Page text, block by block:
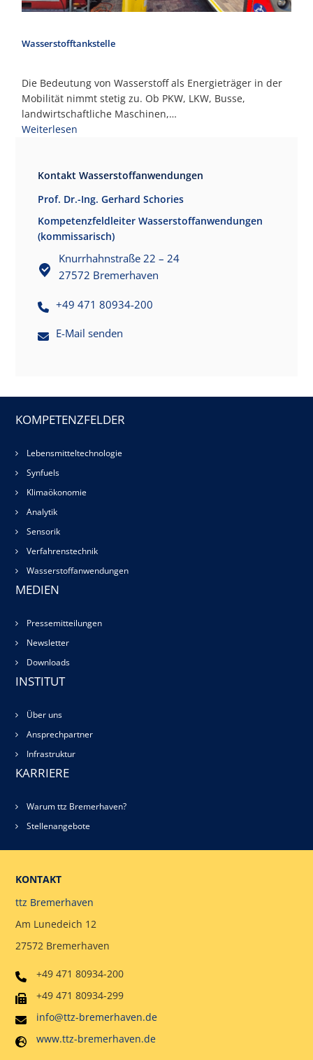
Wasserstofftankstelle
Die Bedeutung von Wasserstoff als Energieträger in der
Mobilität nimmt stetig zu. Ob PKW, LKW, Busse,
landwirtschaftliche Maschinen,…
Weiterlesen
Kontakt Wasserstoffanwendungen
Prof. Dr.-Ing. Gerhard Schories
Kompetenzfeldleiter Wasserstoffanwendungen
(kommissarisch)
Knurrhahnstraße 22 – 24
27572 Bremerhaven
+49 471 80934-200
E-Mail senden
KOMPETENZFELDER
Lebensmitteltechnologie
Synfuels
Klimaökonomie
Analytik
Sensorik
Verfahrenstechnik
Wasserstoffanwendungen
MEDIEN
Pressemitteilungen
Newsletter
Downloads
INSTITUT
Über uns
Ansprechpartner
Infrastruktur
KARRIERE
Warum ttz Bremerhaven?
Stellenangebote
KONTAKT
ttz Bremerhaven
Am Lunedeich 12
27572 Bremerhaven
+49 471 80934-200
+49 471 80934-299
info@ttz-bremerhaven.de
www.ttz-bremerhaven.de